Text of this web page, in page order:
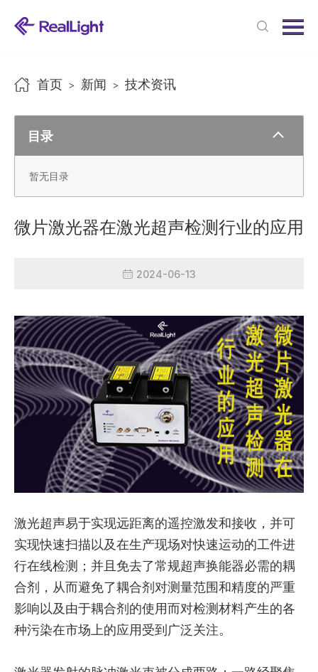
联系我们
首页 > 新闻 > 技术资讯
目录
暂无目录
微片激光器在激光超声检测行业的应用
2024-06-13
激光超声易于实现远距离的遥控激发和接收，并可
实现快速扫描以及在生产现场对快速运动的工件进
行在线检测；并且免去了常规超声换能器必需的耦
合剂，从而避免了耦合剂对测量范围和精度的严重
影响以及由于耦合剂的使用而对检测材料产生的各
种污染在市场上的应用受到广泛关注。